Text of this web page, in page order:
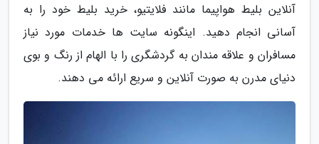
آنلاین بلیط هواپیما مانند فلایتیو، خرید بلیط خود را به
آسانی انجام دهید. اینگونه سایت ها خدمات مورد نیاز
مسافران و علاقه مندان به گردشگری را با الهام از رنگ و بوی
دنیای مدرن به صورت آنلاین و سریع ارائه می دهند.